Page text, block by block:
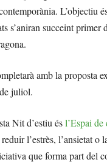
s’aniran succeint
amb la proposta
juliol.
Nit d’estiu ésl’Espai de
l’estrès, l’ansietat
que forma part del